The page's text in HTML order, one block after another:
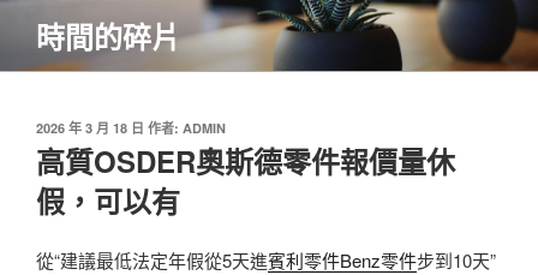
主
時間的碎片
發
佈
於
2026 年 3 月 18 日 作者: ADMIN
高質OSDER奧斯德零件報價量休
假，可以有
從“建議最低法定年假從5天進賓利零件Benz零件步到10天”